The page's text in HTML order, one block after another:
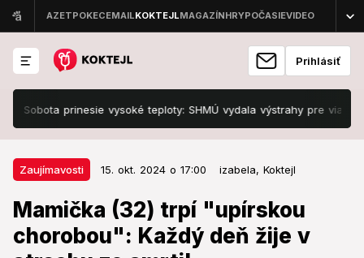
Prihlásiť
prinesie vysoké teploty: SHMÚ vydala výstrahy pre viacero
Zaujímavosti 15. okt. 2024 o 17:00 izabela, Koktejl
Mamička (32) trpí "upírskou
chorobou": Každý deň žije v
Zaujímavosti 15. okt. 2024 o 17:00
Mamička (32) trpí "upírskou
chorobou": Každý deň žije v
strachu zo smrti!